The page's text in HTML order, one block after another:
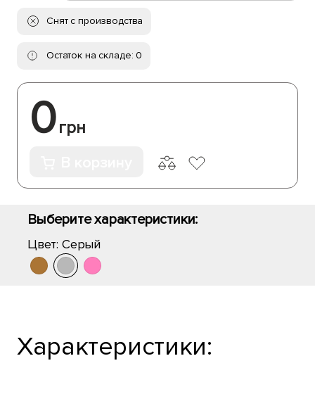
Снят с производства
Остаток на складе: 0
0грн
Выберите характеристики:
Цвет: Серый
Характеристики: